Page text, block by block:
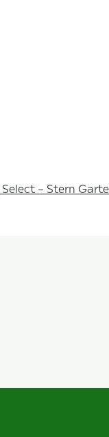
– Stern